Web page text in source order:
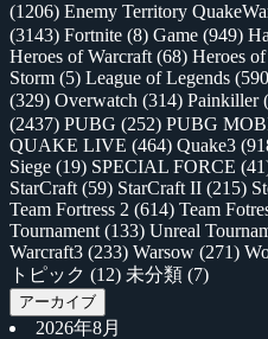
(1206) Enemy Territory
(3143) Fortnite (8) Game (949)
Heroes of Warcraft (68) Heroes
Storm (5) League of Legends
(329) Overwatch (314) Painkiller
(2437) PUBG (252) PUBG
QUAKE LIVE (464) Quake3
Siege (19) SPECIAL FORCE
StarCraft (59) StarCraft II (215)
Team Fortress 2 (614) Team
Tournament (133) Unreal
Warcraft3 (233) Warsow (271)
トピック (12) 未分類 (7)
アーカイブ
2026年8月